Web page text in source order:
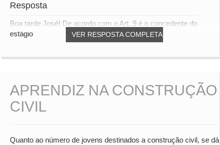
Resposta
VER RESPOSTA COMPLETA
Boa tarde José! De acordo com o Art. 9 é o concedente do
estágio
APRENDIZ NA CONSTRUÇÃO
CIVIL
Quanto ao número de jovens destinados a construção civil, se dá